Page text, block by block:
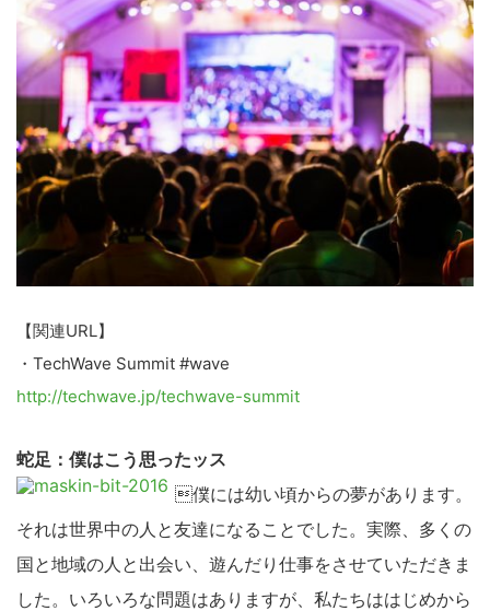
【関連URL】
・TechWave Summit #wave
http://techwave.jp/techwave-summit
蛇足：僕はこう思ったッス
僕には幼い頃からの夢があります。
それは世界中の人と友達になることでした。実際、多くの
国と地域の人と出会い、遊んだり仕事をさせていただきま
した。いろいろな問題はありますが、私たちははじめから
こ
の
サ
イ